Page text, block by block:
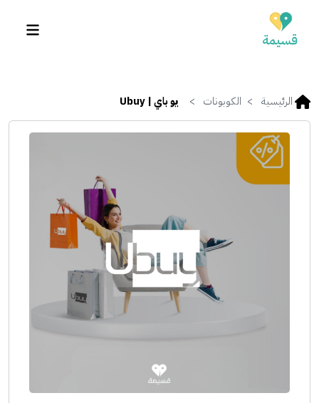
الرئيسية الكوبونات يو باي | Ubuy